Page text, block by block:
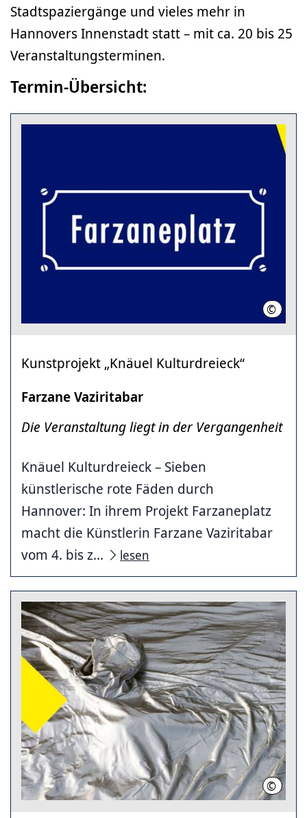
Stadtspaziergänge und vieles mehr in
Hannovers Innenstadt statt – mit ca. 20 bis 25
Veranstaltungsterminen.
Termin-Übersicht:
©
Kunstprojekt „Knäuel Kulturdreieck“
Farzane Vaziritabar
Die Veranstaltung liegt in der Vergangenheit
Knäuel Kulturdreieck – Sieben
künstlerische rote Fäden durch
Hannover: In ihrem Projekt Farzaneplatz
macht die Künstlerin Farzane Vaziritabar
vom 4. bis z...
lesen
©